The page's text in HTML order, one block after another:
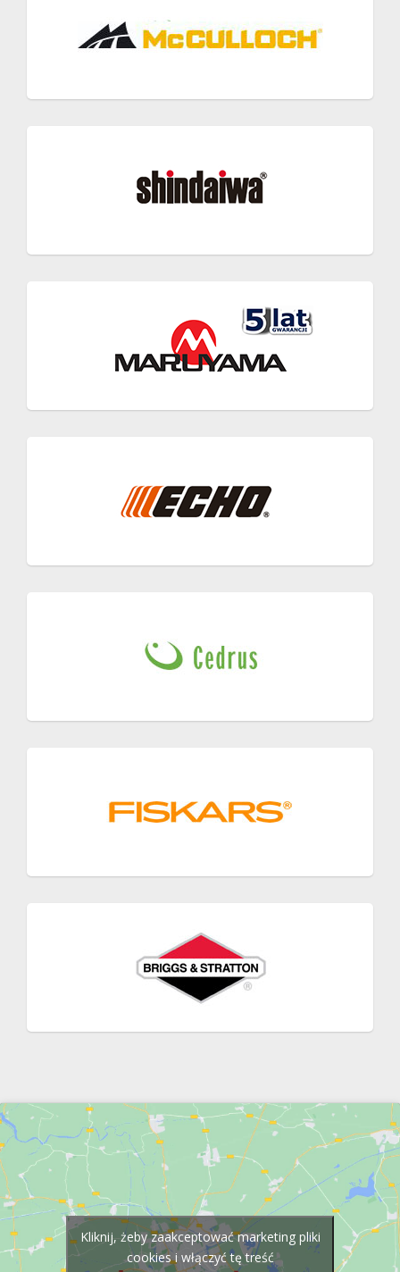
Kliknij, żeby zaakceptować marketing pliki
cookies i włączyć tę treść